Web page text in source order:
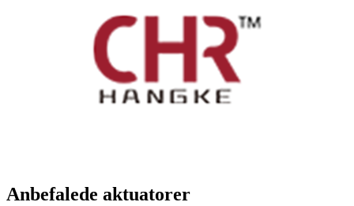
Anbefalede aktuatorer